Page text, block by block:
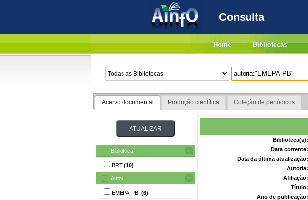
Consulta
Home Bibliotecas
Acervo documental Produção científica Coleção de periódicos
Biblioteca
BRT (10)
Autor
EMEPA-PB. (6)
Biblioteca(s):
Data corrente:
Data da última atualização:
Autoria:
Afiliação:
Título:
Ano de publicação: